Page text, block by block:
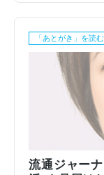
「あとがき」を読む
流通ジャー